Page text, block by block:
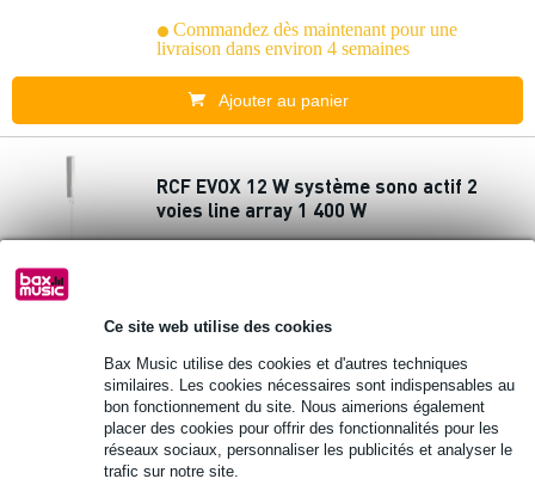
Ce site web utilise des cookies
Bax Music utilise des cookies et d'autres techniques
similaires. Les cookies nécessaires sont indispensables au
bon fonctionnement du site. Nous aimerions également
placer des cookies pour offrir des fonctionnalités pour les
réseaux sociaux, personnaliser les publicités et analyser le
trafic sur notre site.
Commandez dès maintenant pour une
livraison dans environ 4 semaines
Ajouter au panier
RCF EVOX 12 W système sono actif 2
voies line array 1 400 W
livraison dans environ 4 semaines
Ajouter au panier
RCF Active three way portable speaker